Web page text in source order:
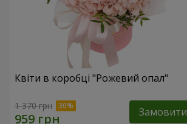
Квіти в коробці "Рожевий опал"
1 370 грн Замовити